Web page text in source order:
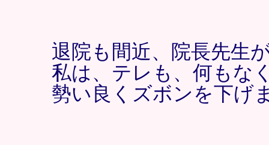
退院も間近、院長先生
私は、テレも、何もな
勢い良くズボンを下げ